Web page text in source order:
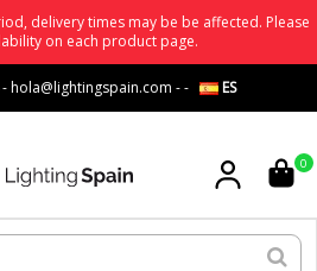
delivery times may be be affected. Please
on each product page.
-hola@lightingspain.com -- ES
0